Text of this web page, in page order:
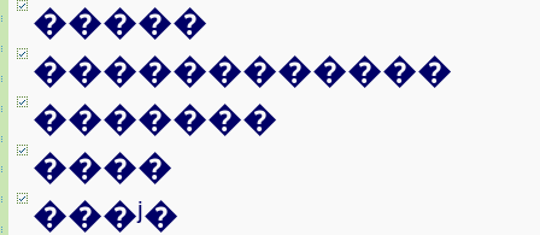
�����
������������
�������
����
���ʲ�